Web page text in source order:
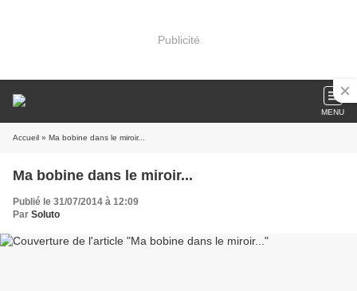
Publicité
MENU
Accueil » Ma bobine dans le miroir...
Ma bobine dans le miroir...
Publié le 31/07/2014 à 12:09
Par Soluto